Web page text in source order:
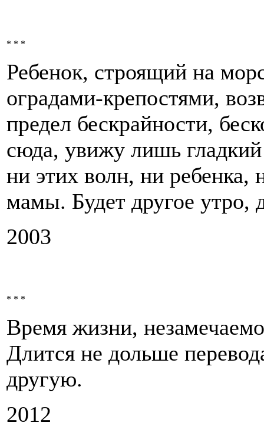
* * *
Ребенок, строящий на
оградами-крепостями,
предел бескрайности,
сюда, увижу лишь
ни этих волн, ни ребенка,
мамы. Будет другое утро,
2003
* * *
Время жизни,
Длится не дольше
другую.
2012